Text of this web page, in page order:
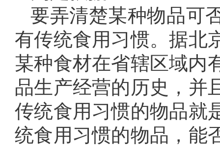
要弄清楚某种物品可
有传统食用习惯。据北
某种食材在省辖区域内
品生产经营的历史，并
传统食用习惯的物品就
统食用习惯的物品，能